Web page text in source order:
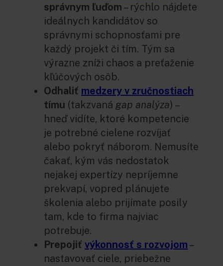
správnym ľuďom – rýchlo nájdete
ideálnych kandidátov so
správnymi schopnosťami pre
každý projekt či tím. Tým sa
výrazne zníži chaos a preťaženie
kľúčových osôb.
Odhaliť medzery v zručnostiach
tímu (takzvaná gap analýza) –
hneď vidíte, ktoré kompetencie
je potrebné cielene rozvíjať
alebo pokryť náborom. Nemusíte
čakať, kým vás nedostatok
nejakej expertízy nepríjemne
prekvapí, vopred plánujete
školenia alebo prijímate posily
tam, kde to firma najviac
potrebuje.
Prepojiť výkonnosť s rozvojom –
nastavovať ciele, priebežne